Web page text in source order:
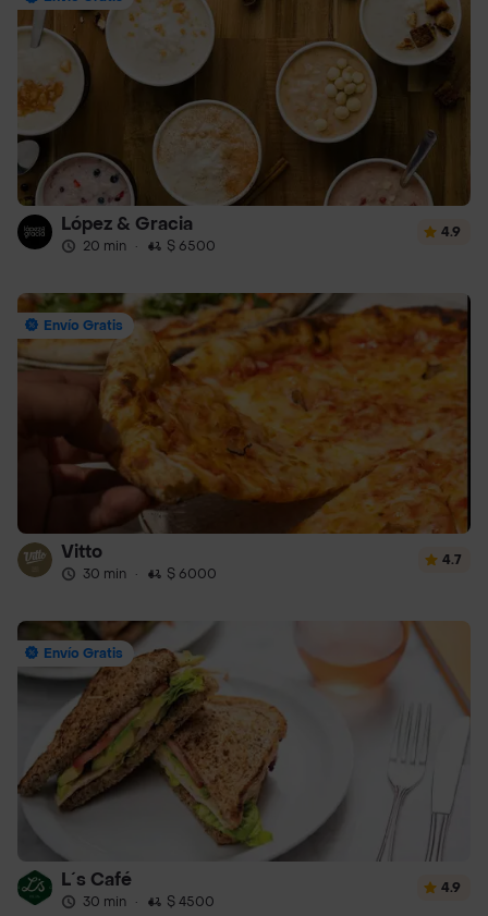
López & Gracia
20 min · $ 6500
4.9
Envío Gratis
Vitto
30 min · $ 6000
4.7
Envío Gratis
L´s Café
30 min · $ 4500
4.9